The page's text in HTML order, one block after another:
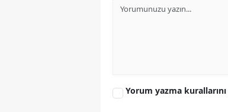
Yorum yazma kurallarını